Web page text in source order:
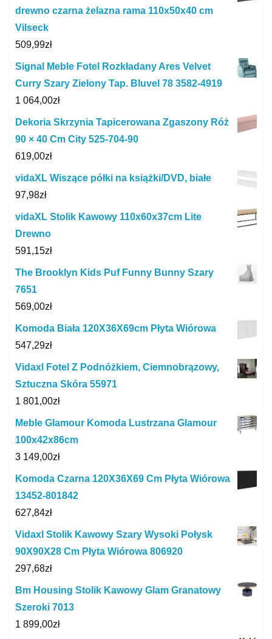
drewno czarna żelazna rama 110x50x40 cm
Vilseck
509,99zł
Signal Meble Fotel Rozkładany Ares Velvet
Curry Szary Zielony Tap. Bluvel 78 3582-4919
1 064,00zł
Dekoria Skrzynia Tapicerowana Zgaszony Róż
90 × 40 Cm City 525-704-90
619,00zł
vidaXL Wiszące półki na książki/DVD, białe
97,98zł
vidaXL Stolik Kawowy 110x60x37cm Lite
Drewno
591,15zł
The Brooklyn Kids Puf Funny Bunny Szary
7651
569,00zł
Komoda Biała 120X36X69cm Płyta Wiórowa
547,29zł
Vidaxl Fotel Z Podnóżkiem, Ciemnobrązowy,
Sztuczna Skóra 55971
1 801,00zł
Meble Glamour Komoda Lustrzana Glamour
100x42x86cm
3 149,00zł
Komoda Czarna 120X36X69 Cm Płyta Wiórowa
13452-801842
627,84zł
Vidaxl Stolik Kawowy Szary Wysoki Połysk
90X90X28 Cm Płyta Wiórowa 806920
297,68zł
Bm Housing Stolik Kawowy Glam Granatowy
Szeroki 7013
1 899,00zł